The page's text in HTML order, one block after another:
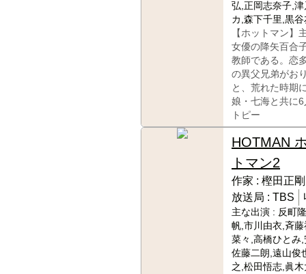
弘,正岡志奈子,
カ,森下千里,黒
【ホットマン】
女優の降矢百合
教師である。恋
の異父兄弟がお
と、荒れた時期
娘・七海と共に
トピー
HOTMAN
トマン2
作家 : 樫田正剛
放送局 : TBS
主な出演 : 反町
帆,市川由衣,斉
菜々,高橋ひとみ
佐藤二朗,遠山俊
之,松田悟志,眞